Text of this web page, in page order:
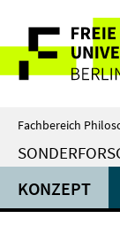
direkt
Inhalt
Service-
Navigation
Fachbereich
KONZEPT